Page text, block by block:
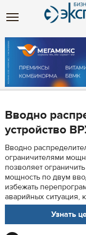
Вводно
устройство
Вводно
ограничителями
позволяет
мощность по двум
избежать
аварийных ситуация,
Узнать